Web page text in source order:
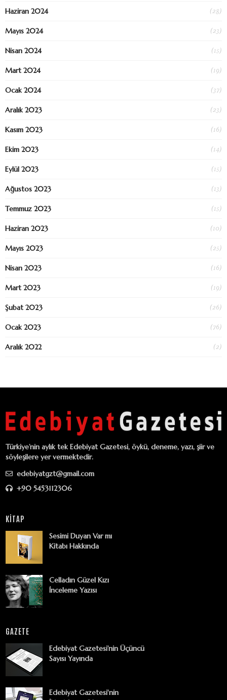
Haziran 2024 (28)
Mayıs 2024 (23)
Nisan 2024 (15)
Mart 2024 (19)
Ocak 2024 (37)
Aralık 2023 (23)
Kasım 2023 (16)
Ekim 2023 (14)
Eylül 2023 (15)
Ağustos 2023 (13)
Temmuz 2023 (15)
Haziran 2023 (10)
Mayıs 2023 (25)
Nisan 2023 (16)
Mart 2023 (19)
Şubat 2023 (26)
Ocak 2023 (76)
Aralık 2022 (2)
Türkiye’nin aylık tek Edebiyat Gazetesi, öykü, deneme, yazı, şiir ve
söyleşilere yer vermektedir.
edebiyatgzt@gmail.com
+90 5453112306
KİTAP
Sesimi Duyan Var mı
Kitabı Hakkında
Celladın Güzel Kızı
İnceleme Yazısı
GAZETE
Edebiyat Gazetesi’nin Üçüncü
Sayısı Yayında
Edebiyat Gazetesi'nin